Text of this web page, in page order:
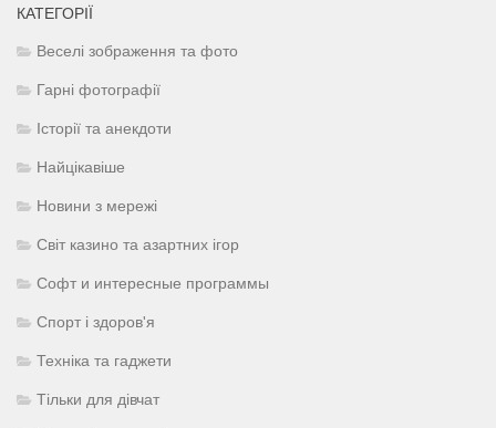
КАТЕГОРІЇ
Веселі зображення та фото
Гарні фотографії
Історії та анекдоти
Найцікавіше
Новини з мережі
Світ казино та азартних ігор
Софт и интересные программы
Спорт і здоров'я
Техніка та гаджети
Тільки для дівчат